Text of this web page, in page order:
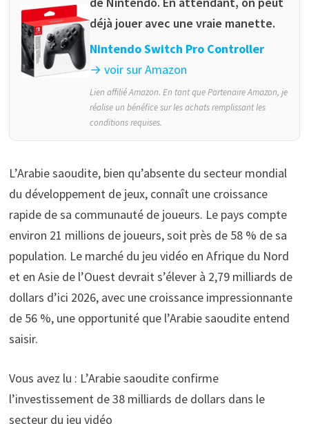
déjà jouer avec une vraie manette.
Nintendo Switch Pro Controller
→ voir sur Amazon
Lien affilié Amazon. En tant que Partenaire Amazon, je
réalise un bénéfice sur les achats remplissant les
conditions requises.
L’Arabie saoudite, bien qu’absente du secteur mondial
du développement de jeux, connaît une croissance
rapide de sa communauté de joueurs. Le pays compte
environ 21 millions de joueurs, soit près de 58 % de sa
population. Le marché du jeu vidéo en Afrique du Nord
et en Asie de l’Ouest devrait s’élever à 2,79 milliards de
dollars d’ici 2026, avec une croissance impressionnante
de 56 %, une opportunité que l’Arabie saoudite entend
saisir.
Vous avez lu : L’Arabie saoudite confirme
l’investissement de 38 milliards de dollars dans le
secteur du jeu vidéo